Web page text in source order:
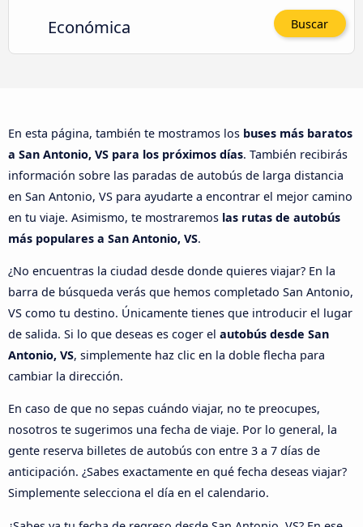
Económica Buscar
En esta página, también te mostramos los buses más baratos
a San Antonio, VS para los próximos días. También recibirás
información sobre las paradas de autobús de larga distancia
en San Antonio, VS para ayudarte a encontrar el mejor camino
en tu viaje. Asimismo, te mostraremos las rutas de autobús
más populares a San Antonio, VS.
¿No encuentras la ciudad desde donde quieres viajar? En la
barra de búsqueda verás que hemos completado San Antonio,
VS como tu destino. Únicamente tienes que introducir el lugar
de salida. Si lo que deseas es coger el autobús desde San
Antonio, VS, simplemente haz clic en la doble flecha para
cambiar la dirección.
En caso de que no sepas cuándo viajar, no te preocupes,
nosotros te sugerimos una fecha de viaje. Por lo general, la
gente reserva billetes de autobús con entre 3 a 7 días de
anticipación. ¿Sabes exactamente en qué fecha deseas viajar?
Simplemente selecciona el día en el calendario.